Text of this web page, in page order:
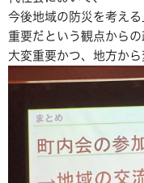
今後地域の防災を考える
重要だという観点からの
大変重要かつ、地方から